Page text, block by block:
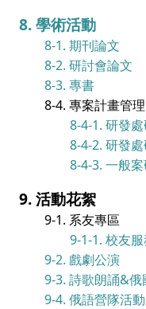
8. 學術活動
8-1. 期刊論文
8-2. 研討會論文
8-3. 專書
8-4. 專案計畫管理
8-4-1. 研發
8-4-2. 研發
8-4-3. 一般
9. 活動花絮
9-1. 系友專區
9-1-1. 校友
9-2. 戲劇公演
9-3. 詩歌朗誦&俄
9-4. 俄語營隊活動